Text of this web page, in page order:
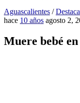
Aguascalientes /
hace 10 años agosto 2,
Muere bebé